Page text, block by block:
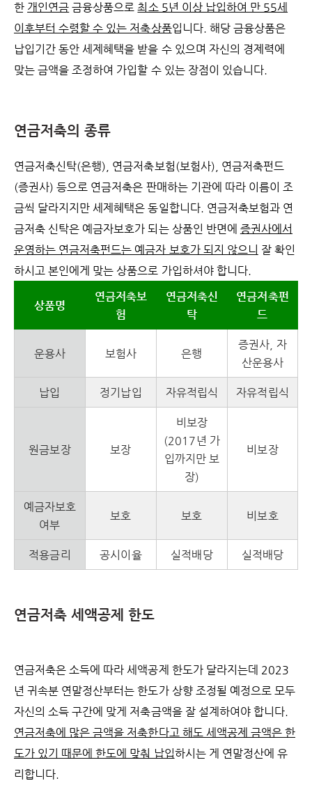
한 개인연금 금융상품으로최소 5년 이상 납입하여 만 55세
이후부터 수령할 수 있는 저축상품입니다. 해당 금융상품은
납입기간 동안 세제혜택을 받을 수 있으며 자신의 경제력에
맞는 금액을 조정하여 가입할 수 있는 장점이 있습니다.
연금저축의 종류
연금저축신탁(은행), 연금저축보험(보험사), 연금저축펀드
(증권사) 등으로 연금저축은 판매하는 기관에 따라 이름이 조
금씩 달라지지만 세제혜택은 동일합니다. 연금저축보험과 연
금저축 신탁은 예금자보호가 되는 상품인 반면에 증권사에서
운영하는 연금저축펀드는 예금자 보호가 되지 않으니 잘 확인
하시고 본인에게 맞는 상품으로 가입하셔야 합니다.
상품명
연금저축보
험
연금저축신
탁
연금저축펀
드
운용사 보험사 은행
증권사, 자
산운용사
납입 정기납입 자유적립식 자유적립식
원금보장 보장
비보장
(2017년 가
입까지만 보
장)
비보장
예금자보호
여부
보호 보호 비보호
적용금리 공시이율 실적배당 실적배당
연금저축 세액공제 한도
연금저축은 소득에 따라 세액공제 한도가 달라지는데 2023
년 귀속분 연말정산부터는 한도가 상향 조정될 예정으로 모두
자신의 소득 구간에 맞게 저축금액을 잘 설계하여야 합니다.
연금저축에 많은 금액을 저축한다고 해도 세액공제 금액은 한
도가 있기 때문에 한도에 맞춰 납입하시는 게 연말정산에 유
리합니다.